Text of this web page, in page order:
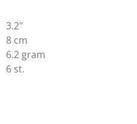
3.2"
8 cm
6.2 gram
6 st.